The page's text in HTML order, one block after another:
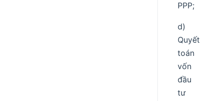
PPP;
d)
Quyết
toán
vốn
đầu
tư